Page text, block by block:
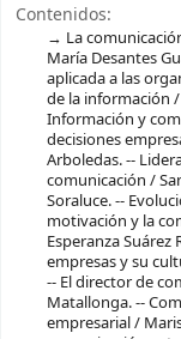
Contenidos:
La
María Desantes
aplicada a las
de la información
Información y
decisiones
Arboledas. --
comunicación /
Soraluce. --
motivación y la
Esperanza Suárez
empresas y su
-- El director de
Matallonga. --
empresarial /